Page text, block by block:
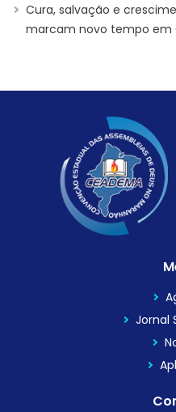
Cura, salvação e
marcam novo tempo em
Jornal